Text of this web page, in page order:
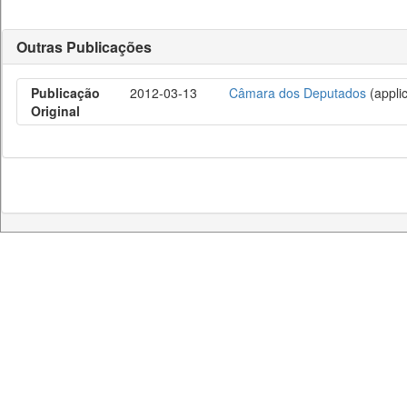
Outras Publicações
Publicação
Original
2012-03-13 Câmara dos Deputados